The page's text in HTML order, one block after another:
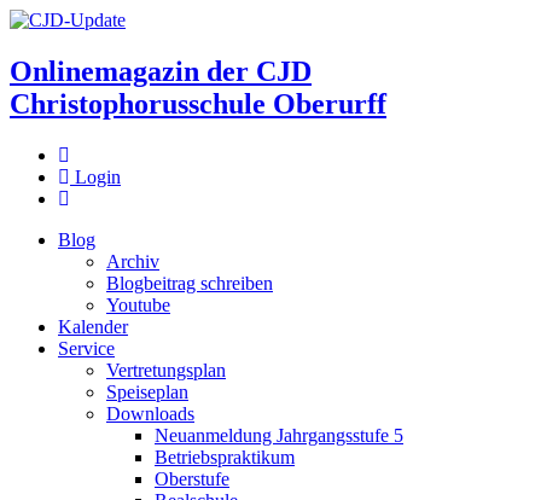
Onlinemagazin der CJD
Christophorusschule Oberurff
Login
Blog
Archiv
Blogbeitrag schreiben
Youtube
Kalender
Service
Vertretungsplan
Speiseplan
Downloads
Neuanmeldung Jahrgangsstufe 5
Betriebspraktikum
Oberstufe